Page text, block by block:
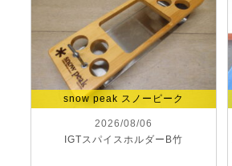
snow peak スノーピーク
2026/08/06
IGTスパイスホルダーB竹